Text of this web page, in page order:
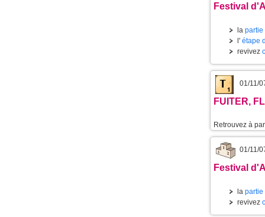
Festival
la partie
l' étape
revivez
01/11/
FUITER,
Retrouvez à
01/11/
Festival
la partie
revivez